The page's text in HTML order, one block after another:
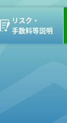
リスク・
手数料等説明